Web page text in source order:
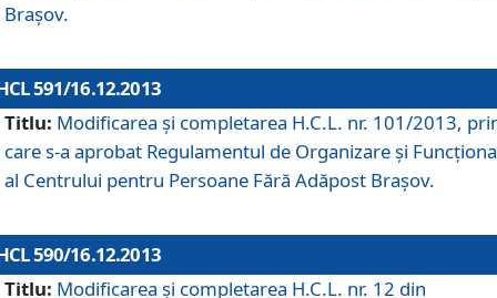
Braşov.
591/16.12.2013
Titlu: Modificarea şi completarea H.C.L. nr. 101/2013,
care s-a aprobat Regulamentul de Organizare şi
al Centrului pentru Persoane Fără Adăpost Braşov.
590/16.12.2013
Titlu: Modificarea şi completarea H.C.L. nr. 12 din